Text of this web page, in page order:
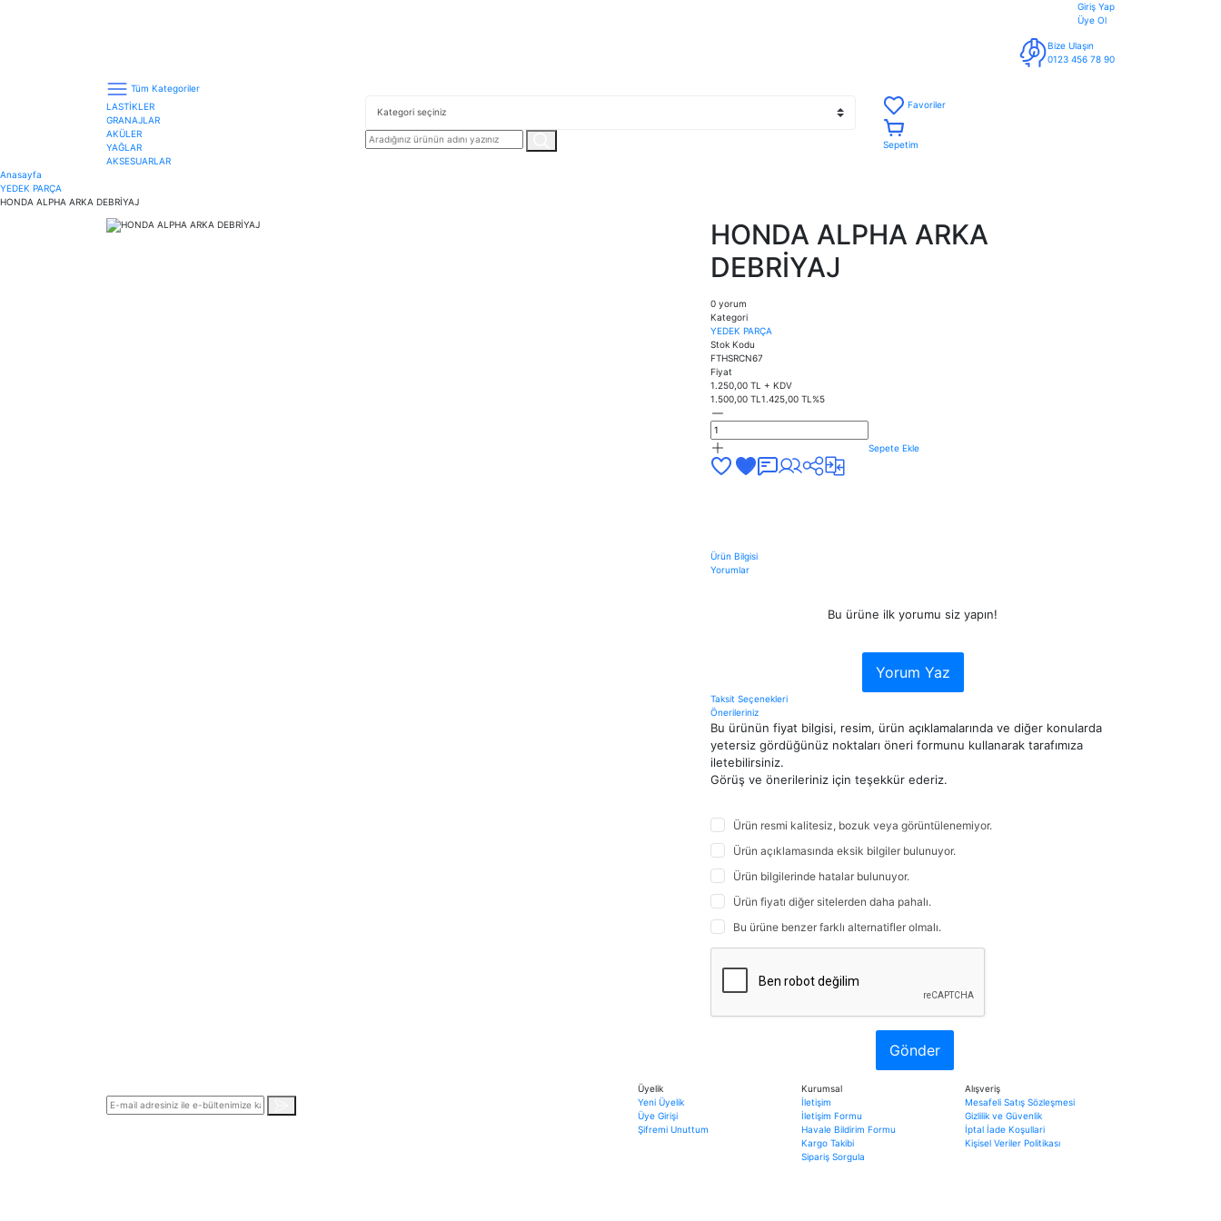
Giriş Yap
Üye Ol
Bize Ulaşın
0123 456 78 90
Tüm Kategoriler
LASTİKLER
GRANAJLAR
AKÜLER
YAĞLAR
AKSESUARLAR
Favoriler
Sepetim
Anasayfa
YEDEK PARÇA
HONDA ALPHA ARKA DEBRİYAJ
HONDA ALPHA ARKA
DEBRİYAJ
0 yorum
Kategori
YEDEK PARÇA
Stok Kodu
FTHSRCN67
Fiyat
1.250,00 TL + KDV
1.500,00 TL 1.425,00 TL %5
Sepete Ekle
Ürün Bilgisi
Yorumlar
Bu ürüne ilk yorumu siz yapın!
Yorum Yaz
Taksit Seçenekleri
Önerileriniz
Bu ürünün fiyat bilgisi, resim, ürün açıklamalarında ve diğer konularda
yetersiz gördüğünüz noktaları öneri formunu kullanarak tarafımıza
iletebilirsiniz.
Görüş ve önerileriniz için teşekkür ederiz.
Ürün resmi kalitesiz, bozuk veya görüntülenemiyor.
Ürün açıklamasında eksik bilgiler bulunuyor.
Ürün bilgilerinde hatalar bulunuyor.
Ürün fiyatı diğer sitelerden daha pahalı.
Bu ürüne benzer farklı alternatifler olmalı.
Gönder
Üyelik
Yeni Üyelik
Üye Girişi
Şifremi Unuttum
Kurumsal
İletişim
İletişim Formu
Havale Bildirim Formu
Kargo Takibi
Sipariş Sorgula
Alışveriş
Mesafeli Satış Sözleşmesi
Gizlilik ve Güvenlik
İptal İade Koşullari
Kişisel Veriler Politikası